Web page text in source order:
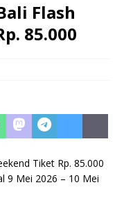
Flash
85.000
Tiket Rp. 85.000
9 Mei 2026 – 10 Mei